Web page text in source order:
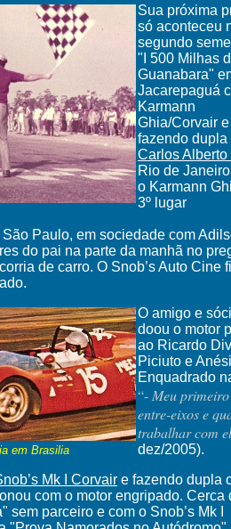
Sua próxima
só aconteceu
segundo
"I 500 Milhas
Guanabara"
Jacarepaguá
Karmann
Ghia/Corvair e
fazendo dupla
Carlos Alberto
Rio de
o Karmann
3º lugar
Paulo, em sociedade com
do pai na parte da manhã no
de carro. O Snob’s Auto
em Brasilia
O amigo e
doou o motor
ao Ricardo
Piciuto e
Enquadrado
“- Meu
entre-eixos e
trabalhar com
dez/2005).
Mk I Corvair e fazendo dupla
com o motor engripado. Cerca
sem parceiro e com o Snob’s Mk I